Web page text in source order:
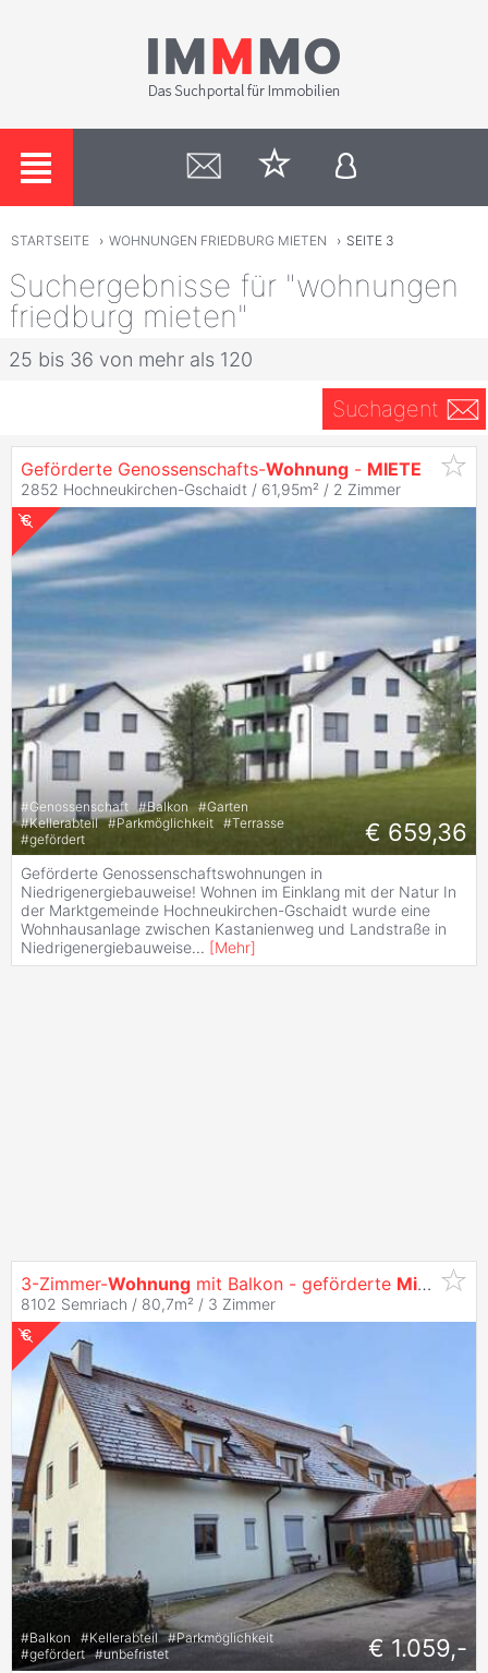
STARTSEITE › WOHNUNGEN FRIEDBURG MIETEN › SEITE 3
Suchergebnisse für "wohnungen
friedburg mieten"
25 bis 36 von mehr als 120
Suchagent
Geförderte Genossenschafts-Wohnung - MIETE
2852 Hochneukirchen-Gschaidt / 61,95m² / 2 Zimmer
#Genossenschaft #Balkon #Garten
#Kellerabteil #Parkmöglichkeit #Terrasse
#gefördert € 659,36
Geförderte Genossenschaftswohnungen in
Niedrigenergiebauweise! Wohnen im Einklang mit der Natur In
der Marktgemeinde Hochneukirchen-Gschaidt wurde eine
Wohnhausanlage zwischen Kastanienweg und Landstraße in
Niedrigenergiebauweise... [Mehr]
3-Zimmer-Wohnung mit Balkon - geförderte Miete
8102 Semriach / 80,7m² / 3 Zimmer
#Balkon #Kellerabteil #Parkmöglichkeit
#gefördert #unbefristet € 1.059,-